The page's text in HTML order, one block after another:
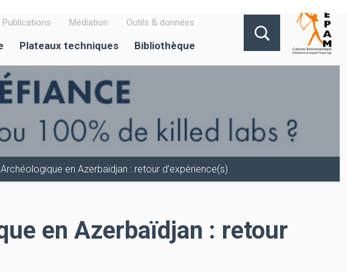
Publications Médiation Outils & données
Plateaux techniques Bibliothèque
en Azerbaïdjan : retour d’expérience(s)
en Azerbaïdjan : retour